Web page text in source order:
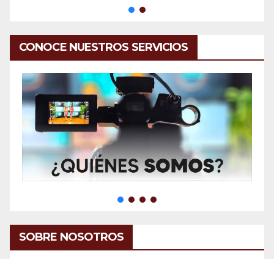
CONOCE NUESTROS SERVICIOS
SOBRE NOSOTROS